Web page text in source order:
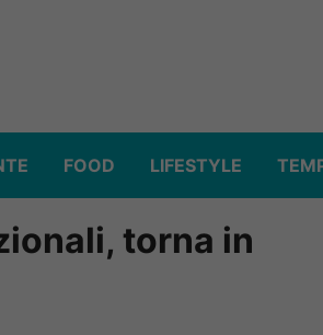
FOOD LIFESTYLE
torna in